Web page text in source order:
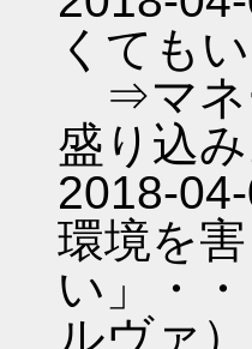
くても
⇒マネ
盛り込み
2018-
環境を
い」・
ルヴァ）